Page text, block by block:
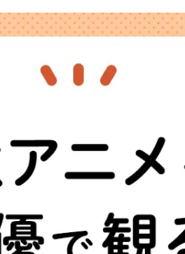
アニメ映画一覧
男性声優/女性声優一覧